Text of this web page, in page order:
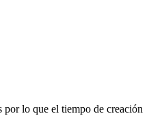
por lo que el tiempo de creación